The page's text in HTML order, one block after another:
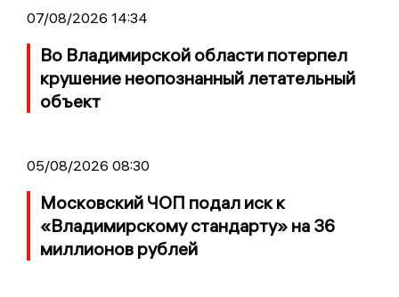
07/08/2026 14:34
Во Владимирской области потерпел
крушение неопознанный летательный
объект
05/08/2026 08:30
Московский ЧОП подал иск к
«Владимирскому стандарту» на 36
миллионов рублей